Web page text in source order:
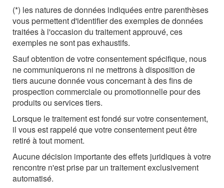
(*) les natures de données indiquées entre parenthèses
vous permettent d'identifier des exemples de données
traitées à l'occasion du traitement approuvé, ces
exemples ne sont pas exhaustifs.
Sauf obtention de votre consentement spécifique, nous
ne communiquerons ni ne mettrons à disposition de
tiers aucune donnée vous concernant à des fins de
prospection commerciale ou promotionnelle pour des
produits ou services tiers.
Lorsque le traitement est fondé sur votre consentement,
il vous est rappelé que votre consentement peut être
retiré à tout moment.
Aucune décision importante des effets juridiques à votre
rencontre n'est prise par un traitement exclusivement
automatisé.